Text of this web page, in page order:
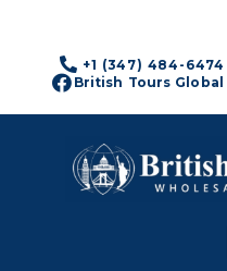
+1 (347) 484-6474
British Tours Global